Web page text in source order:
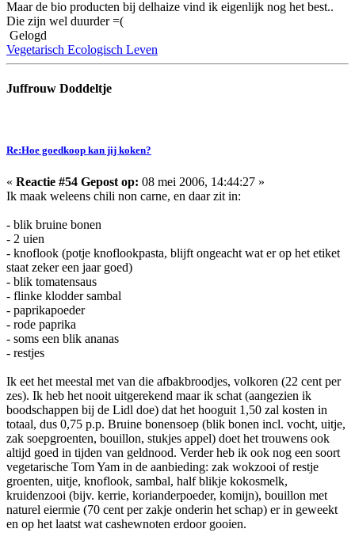
Maar de bio producten bij delhaize vind ik eigenlijk nog het best..
Die zijn wel duurder =(
Gelogd
Vegetarisch Ecologisch Leven
Juffrouw Doddeltje
Re:Hoe goedkoop kan jij koken?
« Reactie #54 Gepost op: 08 mei 2006, 14:44:27 »
Ik maak weleens chili non carne, en daar zit in:
- blik bruine bonen
- 2 uien
- knoflook (potje knoflookpasta, blijft ongeacht wat er op het etiket
staat zeker een jaar goed)
- blik tomatensaus
- flinke klodder sambal
- paprikapoeder
- rode paprika
- soms een blik ananas
- restjes
Ik eet het meestal met van die afbakbroodjes, volkoren (22 cent per
zes). Ik heb het nooit uitgerekend maar ik schat (aangezien ik
boodschappen bij de Lidl doe) dat het hooguit 1,50 zal kosten in
totaal, dus 0,75 p.p. Bruine bonensoep (blik bonen incl. vocht, uitje,
zak soepgroenten, bouillon, stukjes appel) doet het trouwens ook
altijd goed in tijden van geldnood. Verder heb ik ook nog een soort
vegetarische Tom Yam in de aanbieding: zak wokzooi of restje
groenten, uitje, knoflook, sambal, half blikje kokosmelk,
kruidenzooi (bijv. kerrie, korianderpoeder, komijn), bouillon met
naturel eiermie (70 cent per zakje onderin het schap) er in geweekt
en op het laatst wat cashewnoten erdoor gooien.